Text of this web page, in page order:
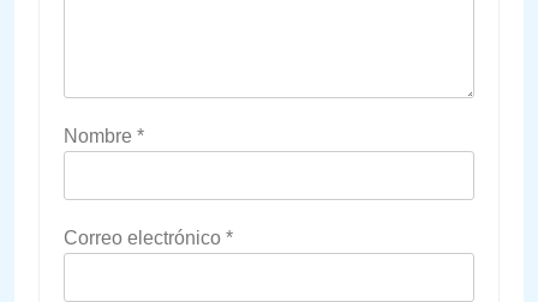
Nombre *
Correo electrónico *